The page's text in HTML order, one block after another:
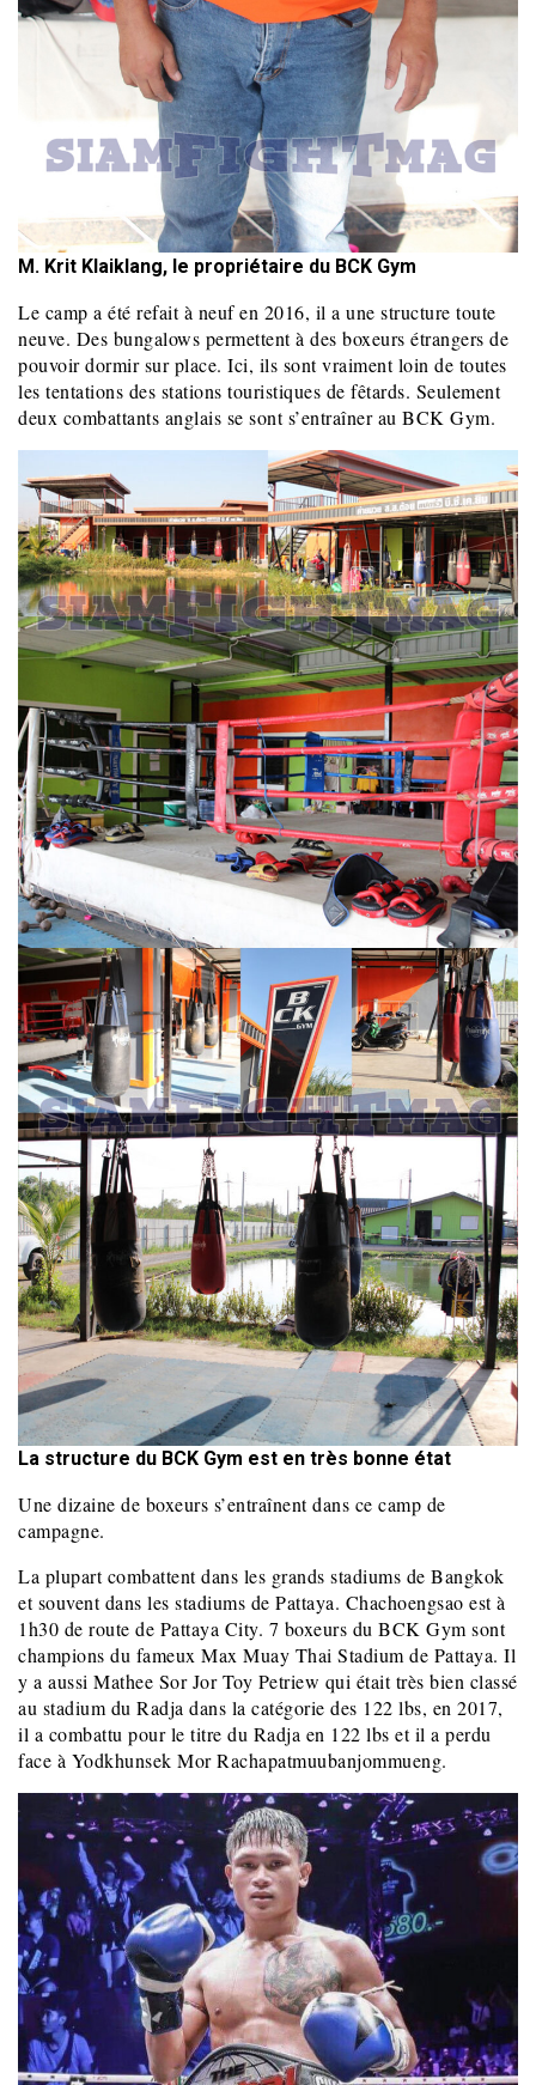
M. Krit Klaiklang, le propriétaire du BCK Gym
Le camp a été refait à neuf en 2016, il a une structure toute
neuve. Des bungalows permettent à des boxeurs étrangers de
pouvoir dormir sur place. Ici, ils sont vraiment loin de toutes
les tentations des stations touristiques de fêtards. Seulement
deux combattants anglais se sont s’entraîner au BCK Gym.
La structure du BCK Gym est en très bonne état
Une dizaine de boxeurs s’entraînent dans ce camp de
campagne.
La plupart combattent dans les grands stadiums de Bangkok
et souvent dans les stadiums de Pattaya. Chachoengsao est à
1h30 de route de Pattaya City. 7 boxeurs du BCK Gym sont
champions du fameux Max Muay Thai Stadium de Pattaya. Il
y a aussi Mathee Sor Jor Toy Petriew qui était très bien classé
au stadium du Radja dans la catégorie des 122 lbs, en 2017,
il a combattu pour le titre du Radja en 122 lbs et il a perdu
face à Yodkhunsek Mor Rachapatmuubanjommueng.